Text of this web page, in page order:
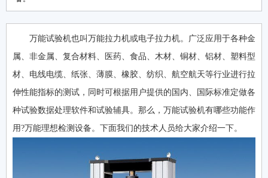
万能试验机也叫万能拉力机或电子拉力机。广泛应用于各种金
属、非金属、复合材料、医药、食品、木材、铜材、铝材、塑料型
材、电线电缆、纸张、薄膜、橡胶、纺织、航空航天等行业进行拉
伸性能指标的测试，同时可根据用户提供的国内、国际标准定做各
种试验数据处理软件和试验辅具。那么，万能试验机有哪些功能作
用?万能理想检测设备。下面我们的技术人员给大家介绍一下。